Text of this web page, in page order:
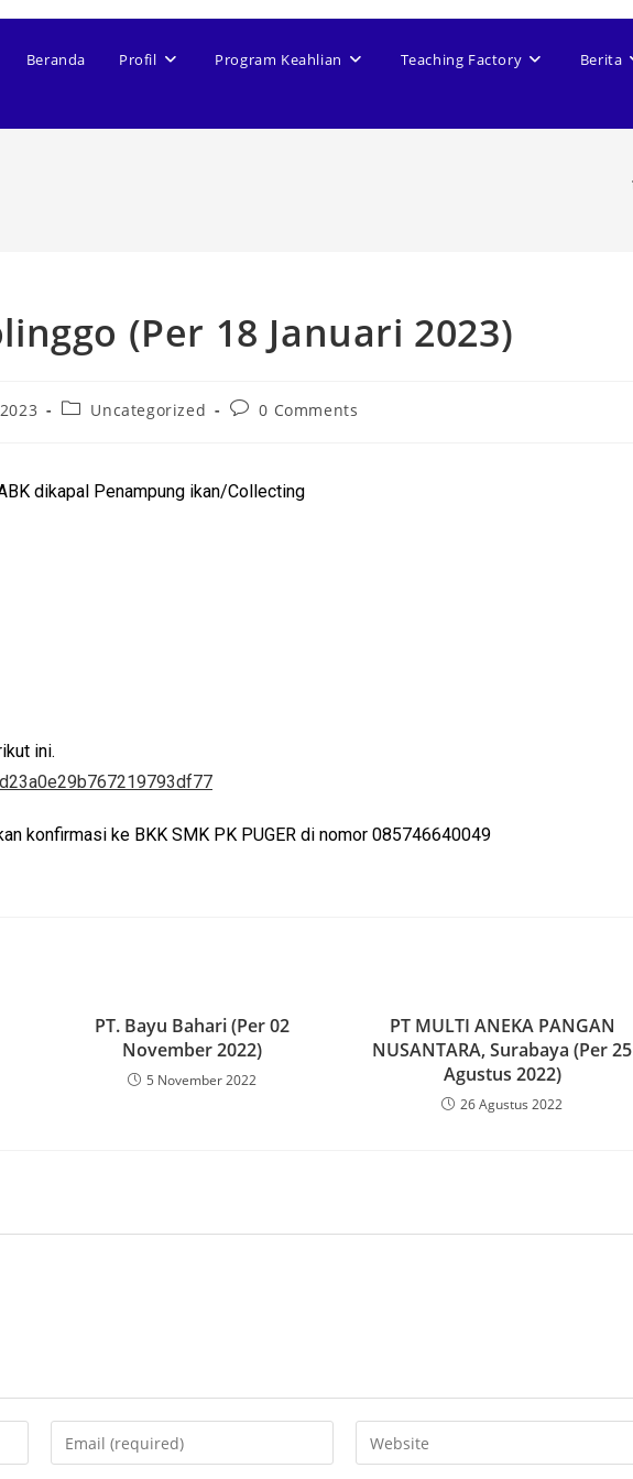
Beranda Profil Program Keahlian Teaching Factory Berita
(Per 18 Januari 2023)
Uncategorized 0 Comments
dikapal Penampung ikan/Collecting
ini.
konfirmasi ke BKK SMK PK PUGER di nomor 085746640049
PT. Bayu Bahari (Per 02
November 2022)
5 November 2022
PT MULTI ANEKA PANGAN
NUSANTARA, Surabaya (Per 25
Agustus 2022)
26 Agustus 2022